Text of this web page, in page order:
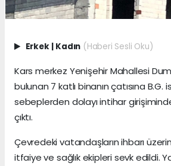
Erkek | Kadın (Haberi Sesli Oku)
Kars merkez Yenişehir Mahallesi
bulunan 7 katlı binanın çatısına B.G.
sebeplerden dolayı intihar
çıktı.
Çevredeki vatandaşların ihbarı
itfaiye ve sağlık ekipleri sevk edildi.